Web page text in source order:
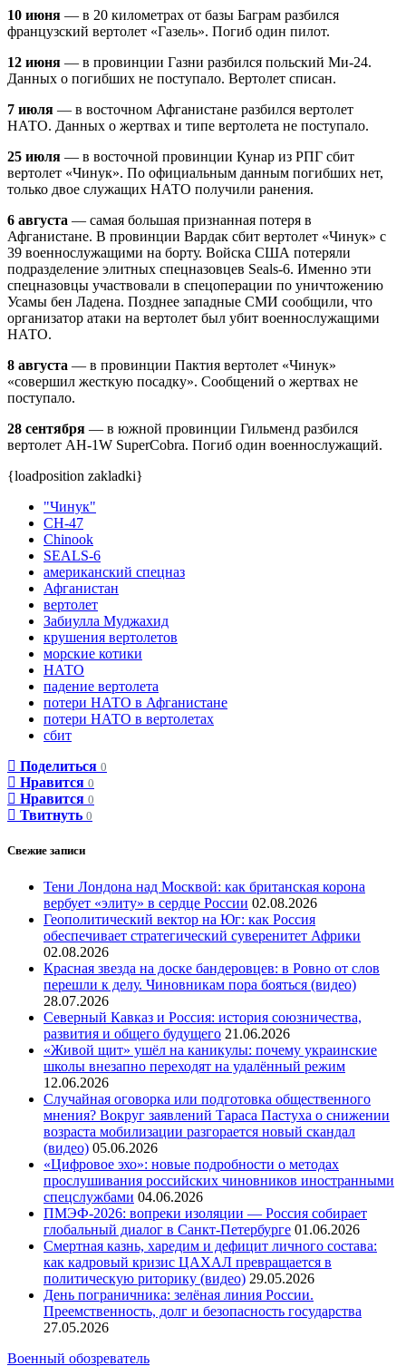
10 июня — в 20 километрах от базы Баграм разбился
французский вертолет «Газель». Погиб один пилот.
12 июня — в провинции Газни разбился польский Ми-24.
Данных о погибших не поступало. Вертолет списан.
7 июля — в восточном Афганистане разбился вертолет
НАТО. Данных о жертвах и типе вертолета не поступало.
25 июля — в восточной провинции Кунар из РПГ сбит
вертолет «Чинук». По официальным данным погибших нет,
только двое служащих НАТО получили ранения.
6 августа — самая большая признанная потеря в
Афганистане. В провинции Вардак сбит вертолет «Чинук» с
39 военнослужащими на борту. Войска США потеряли
подразделение элитных спецназовцев Seals-6. Именно эти
спецназовцы участвовали в спецоперации по уничтожению
Усамы бен Ладена. Позднее западные СМИ сообщили, что
организатор атаки на вертолет был убит военнослужащими
НАТО.
8 августа — в провинции Пактия вертолет «Чинук»
«совершил жесткую посадку». Сообщений о жертвах не
поступало.
28 сентября — в южной провинции Гильменд разбился
вертолет AH-1W SuperCobra. Погиб один военнослужащий.
{loadposition zakladki}
"Чинук"
CH-47
Chinook
SEALS-6
американский спецназ
Афганистан
вертолет
Забиулла Муджахид
крушения вертолетов
морские котики
НАТО
падение вертолета
потери НАТО в Афганистане
потери НАТО в вертолетах
сбит
Поделиться 0
Нравится 0
Нравится 0
Твитнуть 0
Свежие записи
Тени Лондона над Москвой: как британская корона
вербует «элиту» в сердце России 02.08.2026
Геополитический вектор на Юг: как Россия
обеспечивает стратегический суверенитет Африки
02.08.2026
Красная звезда на доске бандеровцев: в Ровно от слов
перешли к делу. Чиновникам пора бояться (видео)
28.07.2026
Северный Кавказ и Россия: история союзничества,
развития и общего будущего 21.06.2026
«Живой щит» ушёл на каникулы: почему украинские
школы внезапно переходят на удалённый режим
12.06.2026
Случайная оговорка или подготовка общественного
мнения? Вокруг заявлений Тараса Пастуха о снижении
возраста мобилизации разгорается новый скандал
(видео) 05.06.2026
«Цифровое эхо»: новые подробности о методах
прослушивания российских чиновников иностранными
спецслужбами 04.06.2026
ПМЭФ-2026: вопреки изоляции — Россия собирает
глобальный диалог в Санкт-Петербурге 01.06.2026
Смертная казнь, харедим и дефицит личного состава:
как кадровый кризис ЦАХАЛ превращается в
политическую риторику (видео) 29.05.2026
День пограничника: зелёная линия России.
Преемственность, долг и безопасность государства
27.05.2026
Военный обозреватель